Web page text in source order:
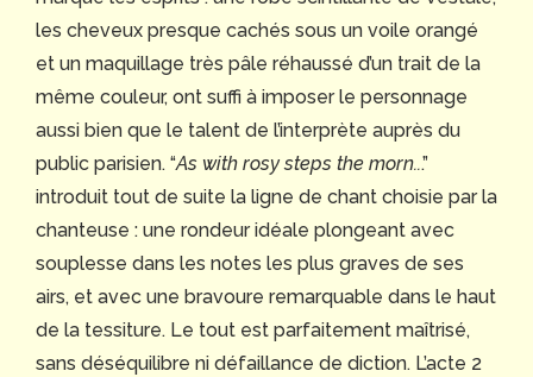
les cheveux presque cachés sous un voile orangé
et un maquillage très pâle réhaussé d’un trait de la
même couleur, ont suffi à imposer le personnage
aussi bien que le talent de l’interprète auprès du
public parisien. “As with rosy steps the morn...”
introduit tout de suite la ligne de chant choisie par la
chanteuse : une rondeur idéale plongeant avec
souplesse dans les notes les plus graves de ses
airs, et avec une bravoure remarquable dans le haut
de la tessiture. Le tout est parfaitement maîtrisé,
sans déséquilibre ni défaillance de diction. L’acte 2